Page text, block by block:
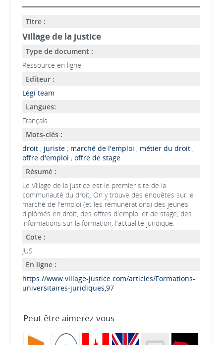
Titre :
Village de la justice
Type de document :
Ressource en ligne
Editeur :
Légi team
Langues:
Français
Mots-clés :
droit; juriste; marché de l'emploi ; métier du droit;
offre d'emploi ; offre de stage
Résumé :
Le Village de la justice est le premier site de la
communauté du droit. On y trouve des enquêtes sur le
marché de l'emploi (et les rémunérations) des jeunes
diplômés en droit, des offres d'emploi et de stage, des
informations sur la formation, l'actualité juridique.
Cote :
JUS
En ligne :
https://www.village-justice.com/articles/Formations-
universitaires-juridiques,97
Peut-être aimerez-vous